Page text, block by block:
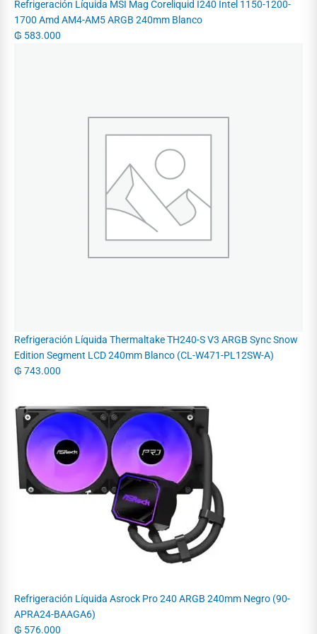
Refrigeración Líquida MSI Mag Coreliquid I240 Intel 1150-1200-
1700 Amd AM4-AM5 ARGB 240mm Blanco
₲ 583.000
Refrigeración Líquida Thermaltake TH240-S V3 ARGB Sync Snow
Edition Segment LCD 240mm Blanco (CL-W471-PL12SW-A)
₲ 743.000
Refrigeración Líquida Asrock Pro 240 ARGB 240mm Negro (90-
APRA24-BAAGA6)
₲ 576.000